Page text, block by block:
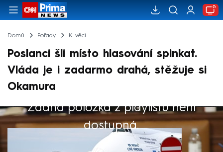
Domů Pořady K věci
Poslanci šli místo hlasování spinkat.
Vláda je i zadarmo drahá, stěžuje si
Okamura
Žádná položka z playlistu není
dostupná.
Výběr redakce